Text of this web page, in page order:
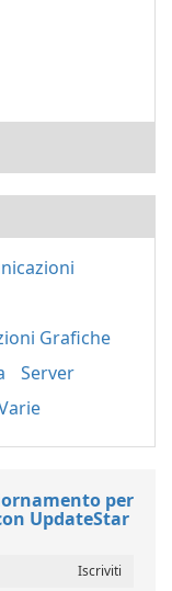
Grafiche
Server
per
UpdateStar